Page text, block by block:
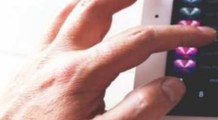
Faq
Contacto
Área de clientes